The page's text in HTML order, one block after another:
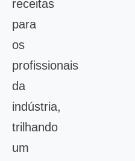
receitas
para
os
profissionais
da
indústria,
trilhando
um